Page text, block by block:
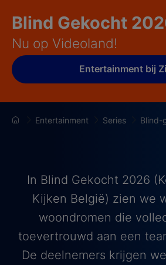
Blind Gekocht
Nu op Videoland!
Entertainment bij
Entertainment Series Blind-
In Blind Gekocht 2026
Kijken België) zien we
woondromen die
toevertrouwd aan een
De deelnemers krijgen